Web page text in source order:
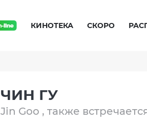
КИНОТЕКА СКОРО
ЧИН ГУ
Jin Goo , также